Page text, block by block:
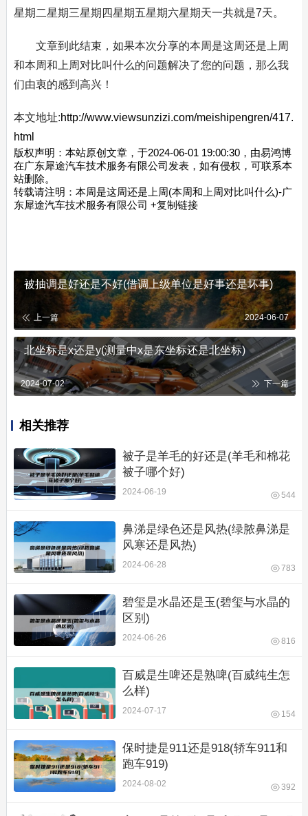
星期二星期三星期四星期五星期六星期天一共就是7天。
文章到此结束，如果本次分享的本周是这周还是上周
和本周和上周对比叫什么的问题解决了您的问题，那么我
们由衷的感到高兴！
本文地址:http://www.viewsunzizi.com/meishipengren/417.
html
版权声明：本站原创文章，于2024-06-01 19:00:30，由易鸿博
在广东犀途汽车技术服务有限公司发表，如有侵权，可联系本
站删除。
转载请注明： 本周是这周还是上周(本周和上周对比叫什么)-广
东犀途汽车技术服务有限公司 +复制链接
被抽调是好还是不好(借调上级单位是好事还是坏事)
上一篇 2024-06-07
北坐标是x还是y(测量中x是东坐标还是北坐标)
2024-07-02 下一篇
相关推荐
被子是羊毛的好还是(羊毛和棉花
被子哪个好)
2024-06-19 544
鼻涕是绿色还是风热(绿脓鼻涕是
风寒还是风热)
2024-06-28 783
碧玺是水晶还是玉(碧玺与水晶的
区别)
2024-06-26 816
百威是生啤还是熟啤(百威纯生怎
么样)
2024-07-17 154
保时捷是911还是918(轿车911和
跑车919)
2024-08-02 392